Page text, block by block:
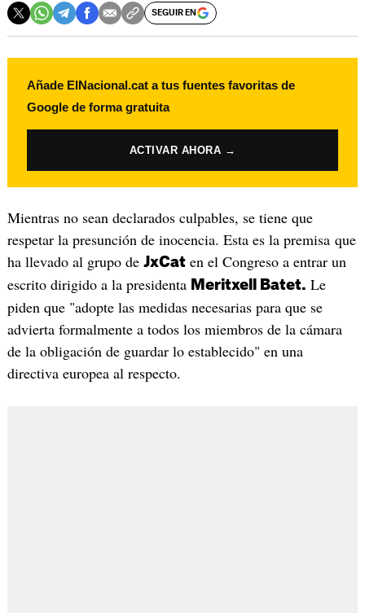
SEGUIR EN
Añade ElNacional.cat a tus fuentes favoritas de
Google de forma gratuita
ACTIVAR AHORA →
Mientras no sean declarados culpables, se tiene que
respetar la presunción de inocencia. Esta es la premisa que
ha llevado al grupo de JxCaten el Congreso a entrar un
escrito dirigido a la presidenta Meritxell Batet. Le
piden que "adopte las medidas necesarias para que se
advierta formalmente a todos los miembros de la cámara
de la obligación de guardar lo establecido" en una
directiva europea al respecto.